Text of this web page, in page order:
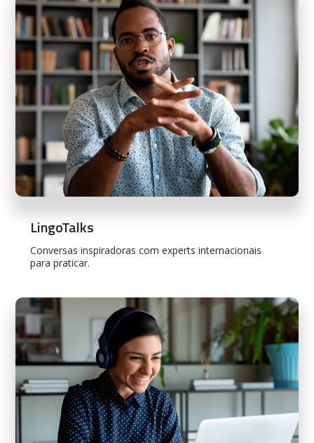
LingoTalks
Conversas inspiradoras com experts internacionais
para praticar.